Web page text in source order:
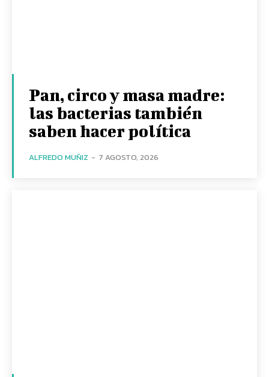
Pan, circo y masa madre:
las bacterias también
saben hacer política
ALFREDO MUÑIZ - 7 AGOSTO, 2026